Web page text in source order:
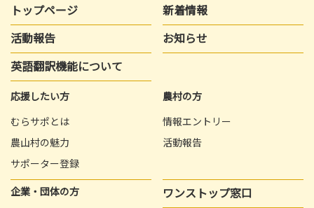
トップページ
新着情報
活動報告
お知らせ
英語翻訳機能について
応援したい方
むらサポとは
農山村の魅力
サポーター登録
農村の方
情報エントリー
活動報告
企業・団体の方
ワンストップ窓口